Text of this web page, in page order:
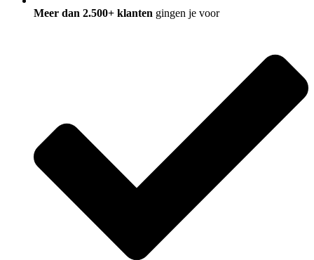
Meer dan 2.500+ klanten gingen je voor